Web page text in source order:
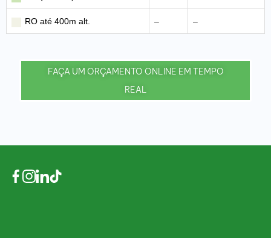
RO até 400m alt. – –
FAÇA UM ORÇAMENTO ONLINE EM TEMPO
REAL